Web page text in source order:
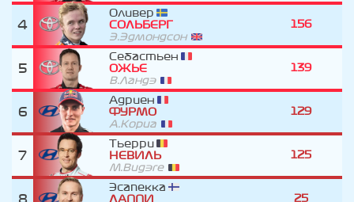
4
Оливер
СОЛЬБЕРГ
Э.Эдмондсон
156
5
Себастьен
ОЖЬЕ
В.Ландэ
139
6
Адриен
ФУРМО
А.Кориа
129
7
Тьерри
НЕВИЛЬ
М.Видэге
125
8
Эсапекка
ЛАППИ
25